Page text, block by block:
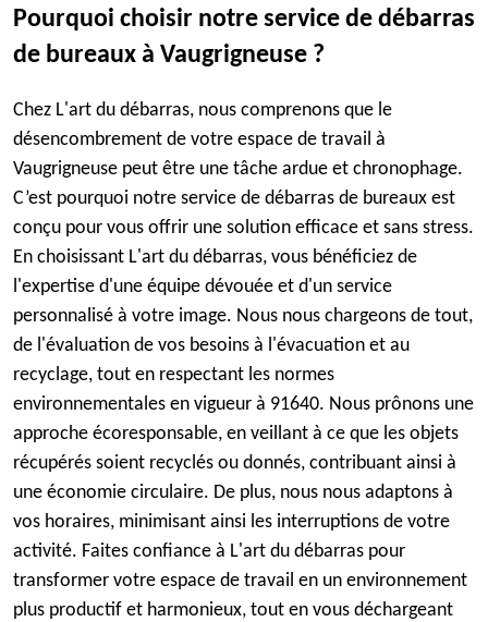
Pourquoi choisir notre service de débarras
de bureaux à Vaugrigneuse ?
Chez L'art du débarras, nous comprenons que le
désencombrement de votre espace de travail à
Vaugrigneuse peut être une tâche ardue et chronophage.
C’est pourquoi notre service de débarras de bureaux est
conçu pour vous offrir une solution efficace et sans stress.
En choisissant L'art du débarras, vous bénéficiez de
l'expertise d'une équipe dévouée et d'un service
personnalisé à votre image. Nous nous chargeons de tout,
de l'évaluation de vos besoins à l'évacuation et au
recyclage, tout en respectant les normes
environnementales en vigueur à 91640. Nous prônons une
approche écoresponsable, en veillant à ce que les objets
récupérés soient recyclés ou donnés, contribuant ainsi à
une économie circulaire. De plus, nous nous adaptons à
vos horaires, minimisant ainsi les interruptions de votre
activité. Faites confiance à L'art du débarras pour
transformer votre espace de travail en un environnement
plus productif et harmonieux, tout en vous déchargeant